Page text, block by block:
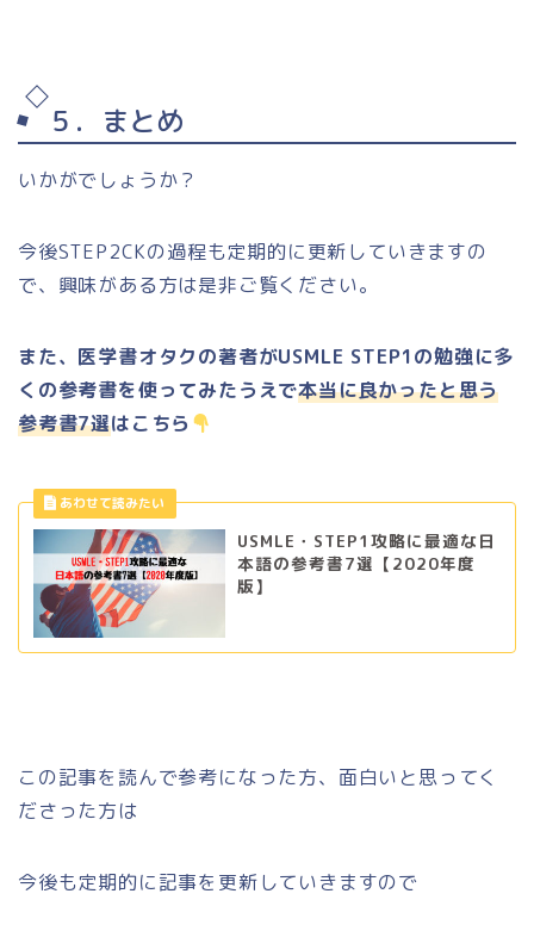
５．まとめ
いかがでしょうか？
今後STEP2CKの過程も定期的に更新していきますの
で、興味がある方は是非ご覧ください。
また、医学書オタクの著者がUSMLE STEP1の勉強に多
くの参考書を使ってみたうえで本当に良かったと思う
参考書7選はこちら
USMLE・STEP1攻略に最適な日
本語の参考書7選【2020年度
版】
この記事を読んで参考になった方、面白いと思ってく
ださった方は
今後も定期的に記事を更新していきますので